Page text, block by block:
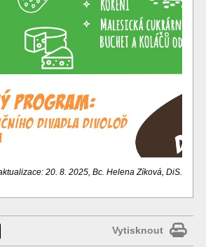
20. 8. 2025, Bc. Helena Zíková, DiS.
Vytisknout